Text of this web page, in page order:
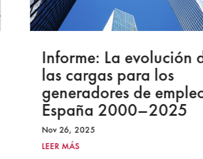
Informe: La evolución
las cargas para los
generadores de
España 2000–2025
Nov 26, 2025
LEER MÁS